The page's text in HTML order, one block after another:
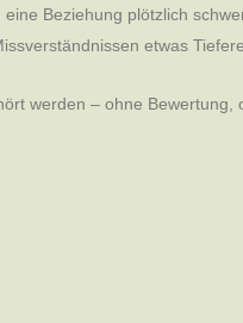
Beziehung plötzlich
etwas
werden – ohne Bewertung,